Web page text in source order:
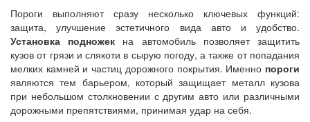
Пороги выполняют сразу несколько ключевых функций:
защита, улучшение эстетичного вида авто и удобство.
Установка подножек на автомобиль позволяет защитить
кузов от грязи и слякоти в сырую погоду, а также от попадания
мелких камней и частиц дорожного покрытия. Именно пороги
являются тем барьером, который защищает металл кузова
при небольшом столкновении с другим авто или различными
дорожными препятствиями, принимая удар на себя.